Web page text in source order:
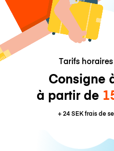
Tarifs
Consigne
à partir de
+24 SEKfrais de